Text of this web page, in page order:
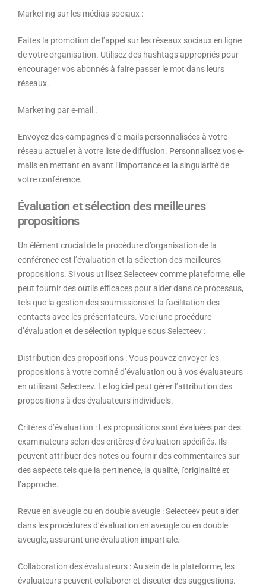
Marketing sur les médias sociaux :
Faites la promotion de l’appel sur les réseaux sociaux en ligne
de votre organisation. Utilisez des hashtags appropriés pour
encourager vos abonnés à faire passer le mot dans leurs
réseaux.
Marketing par e-mail :
Envoyez des campagnes d’e-mails personnalisées à votre
réseau actuel et à votre liste de diffusion. Personnalisez vos e-
mails en mettant en avant l’importance et la singularité de
votre conférence.
Évaluation et sélection des meilleures
propositions
Un élément crucial de la procédure d’organisation de la
conférence est l’évaluation et la sélection des meilleures
propositions. Si vous utilisez Selecteev comme plateforme, elle
peut fournir des outils efficaces pour aider dans ce processus,
tels que la gestion des soumissions et la facilitation des
contacts avec les présentateurs. Voici une procédure
d’évaluation et de sélection typique sous Selecteev :
Distribution des propositions : Vous pouvez envoyer les
propositions à votre comité d’évaluation ou à vos évaluateurs
en utilisant Selecteev. Le logiciel peut gérer l’attribution des
propositions à des évaluateurs individuels.
Critères d’évaluation : Les propositions sont évaluées par des
examinateurs selon des critères d’évaluation spécifiés. Ils
peuvent attribuer des notes ou fournir des commentaires sur
des aspects tels que la pertinence, la qualité, l’originalité et
l’approche.
Revue en aveugle ou en double aveugle : Selecteev peut aider
dans les procédures d’évaluation en aveugle ou en double
aveugle, assurant une évaluation impartiale.
Collaboration des évaluateurs : Au sein de la plateforme, les
évaluateurs peuvent collaborer et discuter des suggestions.